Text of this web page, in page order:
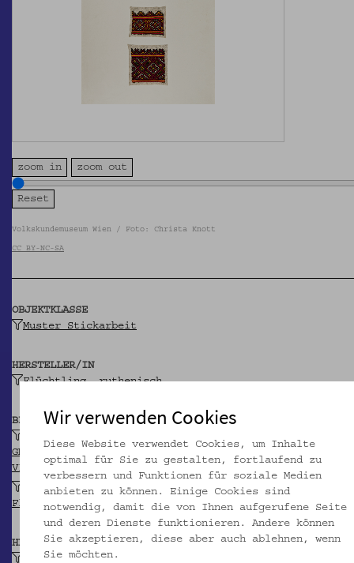
zoom in zoom out
Volkskundemuseum Wien / Foto: Christa Knott
CC BY-NC-SA
OBJEKTKLASSE
Muster Stickarbeit
HERSTELLER/IN
Flüchtling, ruthenisch
BEITRAGENDE/R
GND
VIAF
Verwertungsstelle für Sachgüter der
Flüchtlingsfürsorge
HERKUNFT
Gmünd
Wir verwenden Cookies
Diese Website verwendet Cookies, um Inhalte
optimal für Sie zu gestalten, fortlaufend zu
verbessern und Funktionen für soziale Medien
anbieten zu können. Einige Cookies sind
notwendig, damit die von Ihnen aufgerufene Seite
und deren Dienste funktionieren. Andere können
Sie akzeptieren, diese aber auch ablehnen, wenn
Sie möchten.